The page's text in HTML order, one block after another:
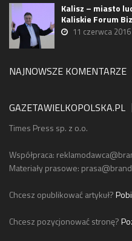
Kalisz – miasto
Kaliskie Forum
11 czerwca 2016
NAJNOWSZE KOMENTARZE
GAZETAWIELKOPOLSKA.PL
Times Press sp. z o.o.
Współpraca:
Materiały prasowe:
Chcesz opublikować artykuł?
Chcesz pozycjonować stronę?